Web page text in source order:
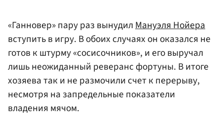
«Ганновер» пару раз вынудилМануэля Нойера
вступить в игру. В обоих случаях он оказался не
готов к штурму «сосисочников», и его выручал
лишь неожиданный реверанс фортуны. В итоге
хозяева так и не размочили счет к перерыву,
несмотря на запредельные показатели
владения мячом.